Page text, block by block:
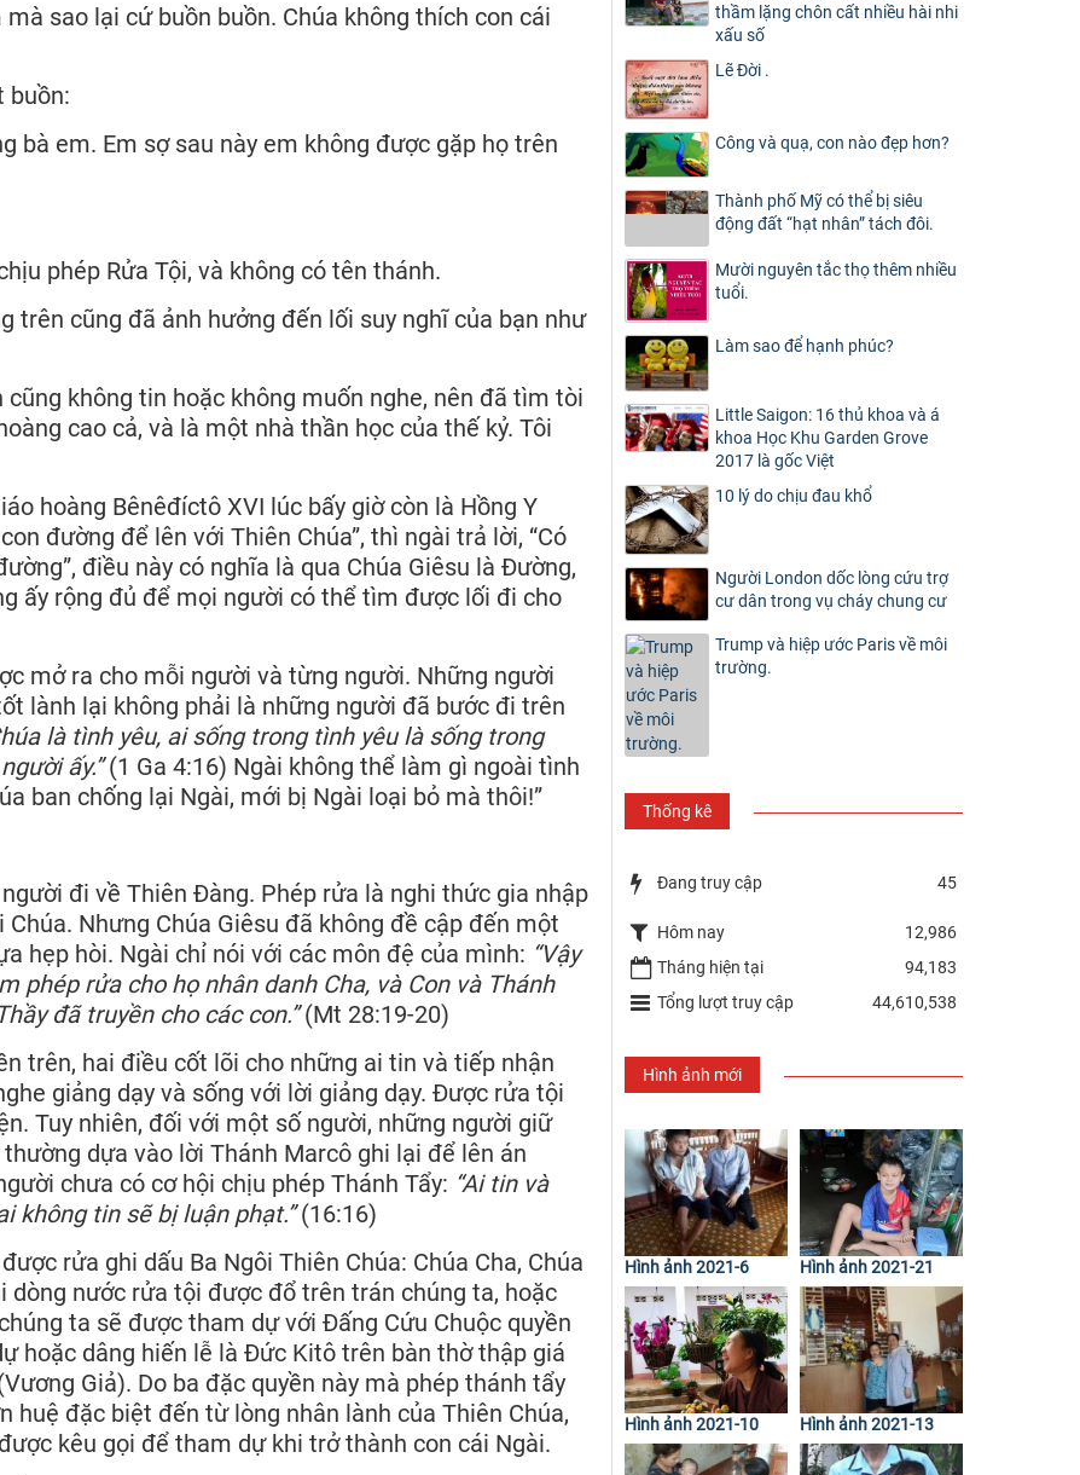
sao lại cứ buồn buồn. Chúa không thích con cái
buồn:
bà em. Em sợ sau này em không được gặp họ trên
phép Rửa Tội, và không có tên thánh.
trên cũng đã ảnh hưởng đến lối suy nghĩ của bạn như
không tin hoặc không muốn nghe, nên đã tìm tòi
cao cả, và là một nhà thần học của thế kỷ. Tôi
hoàng Bênêđíctô XVI lúc bấy giờ còn là Hồng Y
đường để lên với Thiên Chúa”, thì ngài trả lời, “Có
điều này có nghĩa là qua Chúa Giêsu là Đường,
ấy rộng đủ để mọi người có thể tìm được lối đi cho
mở ra cho mỗi người và từng người. Những người
lành lại không phải là những người đã bước đi trên
là tình yêu, ai sống trong tình yêu là sống trong
ấy.”(1 Ga 4:16) Ngài không thể làm gì ngoài tình
ban chống lại Ngài, mới bị Ngài loại bỏ mà thôi!”
đi về Thiên Đàng. Phép rửa là nghi thức gia nhập
Nhưng Chúa Giêsu đã không đề cập đến một
hẹp hòi. Ngài chỉ nói với các môn đệ của mình: “Vậy
phép rửa cho họ nhân danh Cha, và Con và Thánh
đã truyền cho các con.”(Mt 28:19-20)
trên, hai điều cốt lõi cho những ai tin và tiếp nhận
giảng dạy và sống với lời giảng dạy. Được rửa tội
Tuy nhiên, đối với một số người, những người giữ
dựa vào lời Thánh Marcô ghi lại để lên án
chưa có cơ hội chịu phép Thánh Tẩy: “Ai tin và
không tin sẽ bị luận phạt.”(16:16)
rửa ghi dấu Ba Ngôi Thiên Chúa: Chúa Cha, Chúa
dòng nước rửa tội được đổ trên trán chúng ta, hoặc
ta sẽ được tham dự với Đấng Cứu Chuộc quyền
hoặc dâng hiến lễ là Đức Kitô trên bàn thờ thập giá
Giả). Do ba đặc quyền này mà phép thánh tẩy
huệ đặc biệt đến từ lòng nhân lành của Thiên Chúa,
kêu gọi để tham dự khi trở thành con cái Ngài.
thầm lặng chôn cất nhiều hài nhi
xấu số
Lẽ Đời .
Công và quạ, con nào đẹp hơn?
Thành phố Mỹ có thể bị siêu
động đất “hạt nhân” tách đôi.
Mười nguyên tắc thọ thêm nhiều
tuổi.
Làm sao để hạnh phúc?
Little Saigon: 16 thủ khoa và á
khoa Học Khu Garden Grove
2017 là gốc Việt
10 lý do chịu đau khổ
Người London dốc lòng cứu trợ
cư dân trong vụ cháy chung cư
Trump và hiệp ước Paris về môi
trường.
Thống kê
Đang truy cập 45
Hôm nay
12,986
Tháng hiện tại
94,183
Tổng lượt truy cập
44,610,538
Hình ảnh mới
Hình ảnh 2021-6 Hình ảnh 2021-21
Hình ảnh 2021-10 Hình ảnh 2021-13